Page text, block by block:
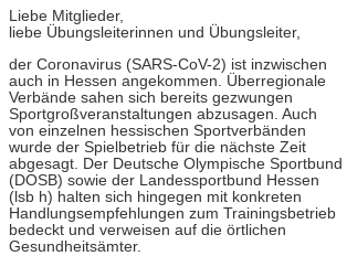
Liebe Mitglieder,
liebe Übungsleiterinnen und Übungsleiter,
der Coronavirus (SARS-CoV-2) ist inzwischen
auch in Hessen angekommen. Überregionale
Verbände sahen sich bereits gezwungen
Sportgroßveranstaltungen abzusagen. Auch
von einzelnen hessischen Sportverbänden
wurde der Spielbetrieb für die nächste Zeit
abgesagt. Der Deutsche Olympische Sportbund
(DOSB) sowie der Landessportbund Hessen
(lsb h) halten sich hingegen mit konkreten
Handlungsempfehlungen zum Trainingsbetrieb
bedeckt und verweisen auf die örtlichen
Gesundheitsämter.